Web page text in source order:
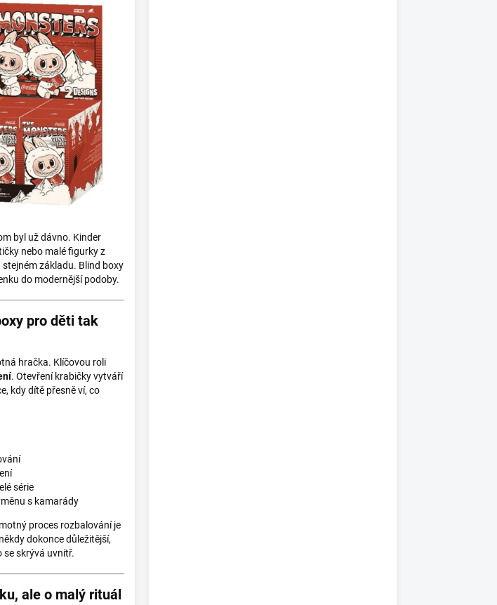
byl už dávno. Kinder
nebo malé figurky z
základu. Blind boxy
do modernější podoby.
pro děti tak
hračka. Klíčovou roli
. Otevření krabičky vytváří
kdy dítě přesně ví, co
série
s kamarády
proces rozbalování je
dokonce důležitější,
se skrývá uvnitř.
ale o malý rituál